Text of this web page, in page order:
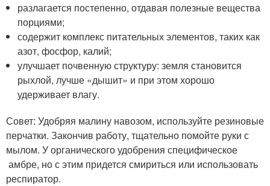
разлагается постепенно, отдавая полезные вещества
порциями;
содержит комплекс питательных элементов, таких как
азот, фосфор, калий;
улучшает почвенную структуру: земля становится
рыхлой, лучше «дышит» и при этом хорошо
удерживает влагу.
Совет: Удобряя малину навозом, используйте резиновые
перчатки. Закончив работу, тщательно помойте руки с
мылом. У органического удобрения специфическое
амбре, но с этим придется смириться или использовать
респиратор.